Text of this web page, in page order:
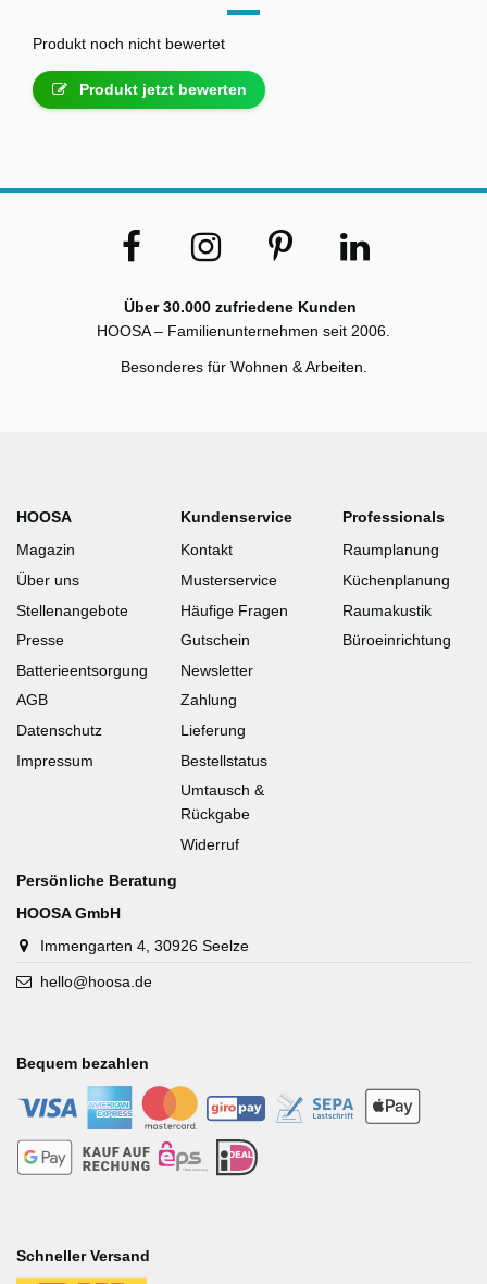
Produkt noch nicht bewertet
Produkt jetzt bewerten
Über 30.000 zufriedene Kunden
HOOSA – Familienunternehmen seit 2006.
Besonderes für Wohnen & Arbeiten.
HOOSA
Magazin
Über uns
Stellenangebote
Presse
Batterieentsorgung
AGB
Datenschutz
Impressum
Kundenservice
Kontakt
Musterservice
Häufige Fragen
Gutschein
Newsletter
Zahlung
Lieferung
Bestellstatus
Umtausch &
Rückgabe
Widerruf
Professionals
Raumplanung
Küchenplanung
Raumakustik
Büroeinrichtung
Persönliche Beratung
HOOSA GmbH
Immengarten 4, 30926 Seelze
hello@hoosa.de
Bequem bezahlen
-
- - - -
- - - -
Schneller Versand